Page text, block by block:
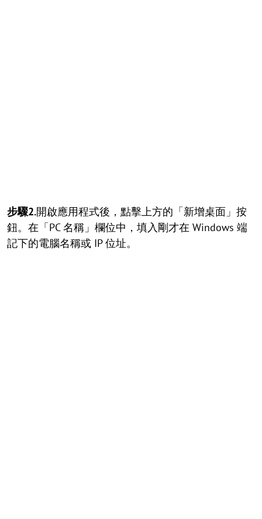
步驟2.開啟應用程式後，點擊上方的「新增桌面」按
鈕。在「PC 名稱」欄位中，填入剛才在 Windows 端
記下的電腦名稱或 IP 位址。